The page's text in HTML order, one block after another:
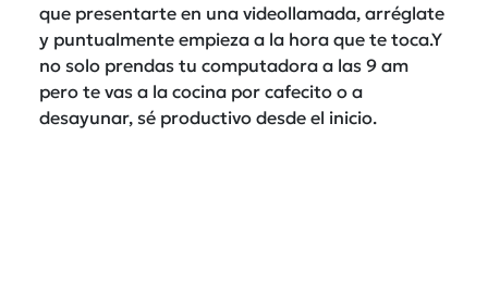
que presentarte en una videollamada, arréglate
y puntualmente empieza a la hora que te toca.Y
no solo prendas tu computadora a las 9 am
pero te vas a la cocina por cafecito o a
desayunar, sé productivo desde el inicio.